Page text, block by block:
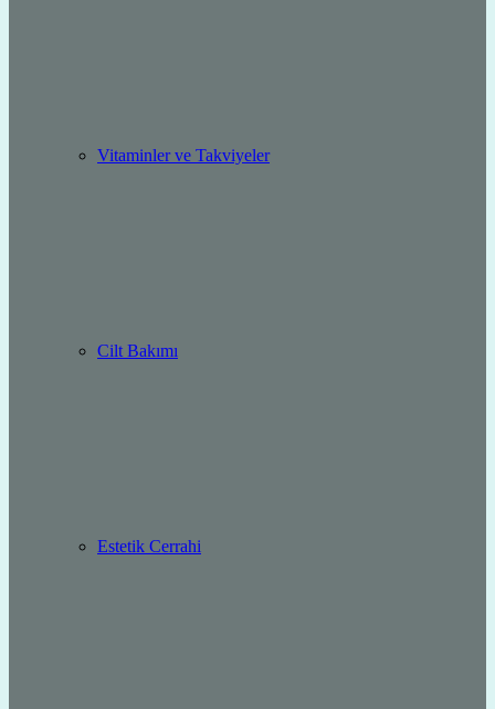
Vitaminler ve Takviyeler
Cilt Bakımı
Estetik Cerrahi